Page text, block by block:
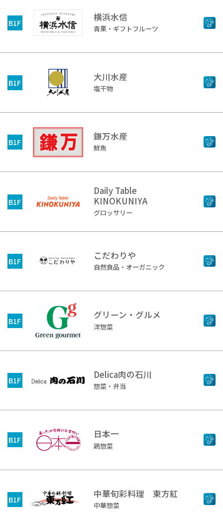
B1F 横浜水信
青果・ギフトフルーツ
B1F 大川水産
塩干物
B1F 鎌万水産
鮮魚
B1F
Daily Table
KINOKUNIYA
グロッサリー
B1F こだわりや
自然食品・オーガニック
B1F グリーン・グルメ
洋惣菜
B1F Delica肉の石川
惣菜・弁当
B1F 日本一
鶏惣菜
B1F 中華旬彩料理 東方紅
中華惣菜